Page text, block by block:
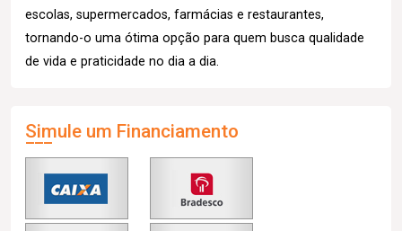
escolas, supermercados, farmácias e restaurantes,
tornando-o uma ótima opção para quem busca qualidade
de vida e praticidade no dia a dia.
Simule um Financiamento